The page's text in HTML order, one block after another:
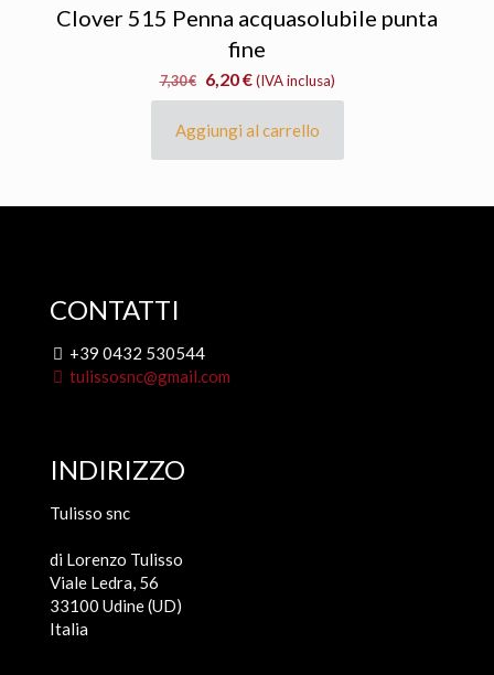
Clover 515 Penna acquasolubile punta
fine
7,30€ Il
prezzo
originale
era:
6,20€Il
prezzo
attuale
(IVA inclusa)
Aggiungi al carrello
CONTATTI
+39 0432 530544
tulissosnc@gmail.com
INDIRIZZO
Tulisso snc
di Lorenzo Tulisso
Viale Ledra, 56
33100 Udine (UD)
Italia